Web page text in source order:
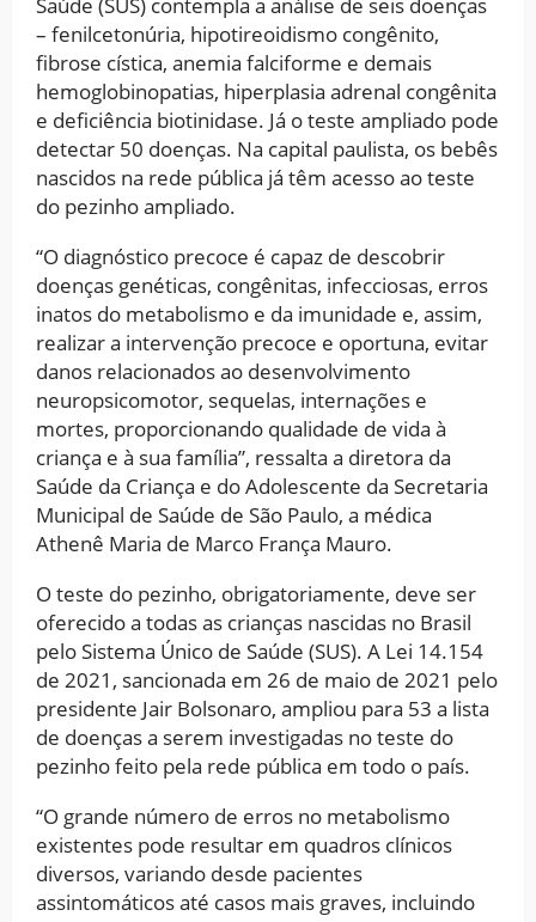
– fenilcetonúria, hipotireoidismo congênito,
fibrose cística, anemia falciforme e demais
hemoglobinopatias, hiperplasia adrenal congênita
e deficiência biotinidase. Já o teste ampliado pode
detectar 50 doenças. Na capital paulista, os bebês
nascidos na rede pública já têm acesso ao teste
do pezinho ampliado.
“O diagnóstico precoce é capaz de descobrir
doenças genéticas, congênitas, infecciosas, erros
inatos do metabolismo e da imunidade e, assim,
realizar a intervenção precoce e oportuna, evitar
danos relacionados ao desenvolvimento
neuropsicomotor, sequelas, internações e
mortes, proporcionando qualidade de vida à
criança e à sua família”, ressalta a diretora da
Saúde da Criança e do Adolescente da Secretaria
Municipal de Saúde de São Paulo, a médica
Athenê Maria de Marco França Mauro.
O teste do pezinho, obrigatoriamente, deve ser
oferecido a todas as crianças nascidas no Brasil
pelo Sistema Único de Saúde (SUS). A Lei 14.154
de 2021, sancionada em 26 de maio de 2021 pelo
presidente Jair Bolsonaro, ampliou para 53 a lista
de doenças a serem investigadas no teste do
pezinho feito pela rede pública em todo o país.
“O grande número de erros no metabolismo
existentes pode resultar em quadros clínicos
diversos, variando desde pacientes
assintomáticos até casos mais graves, incluindo